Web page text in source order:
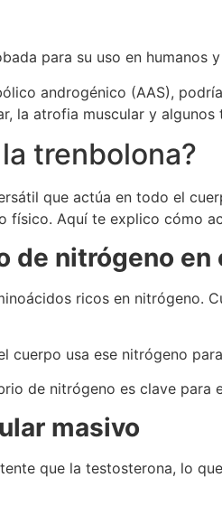
para su uso en humanos
androgénico (AAS),
la atrofia muscular y algunos
trenbolona?
que actúa en todo el
físico. Aquí te explico cómo
de nitrógeno en
ricos en nitrógeno.
cuerpo usa ese nitrógeno
de nitrógeno es clave para
masivo
que la testosterona, lo